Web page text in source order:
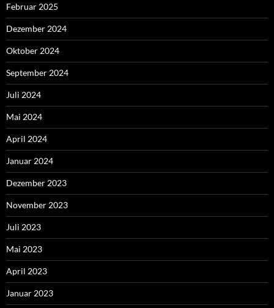
Februar 2025
Dezember 2024
Oktober 2024
September 2024
Juli 2024
Mai 2024
April 2024
Januar 2024
Dezember 2023
November 2023
Juli 2023
Mai 2023
April 2023
Januar 2023